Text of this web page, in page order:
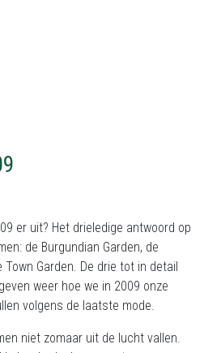
er uit? Het drieledige antwoord op
de Burgundian Garden, de
Garden. De drie tot in detail
weer hoe we in 2009 onze
volgens de laatste mode.
niet zomaar uit de lucht vallen.